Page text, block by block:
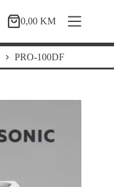
Shopping
0,00KM
PRO-100DF